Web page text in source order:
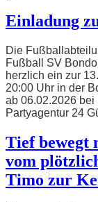
Einladung
Die
Fußball SV
herzlich ein zur
20:00 Uhr in der
ab 06.02.2026 bei
Partyagentur 24
Tief bewegt
vom
Timo zur